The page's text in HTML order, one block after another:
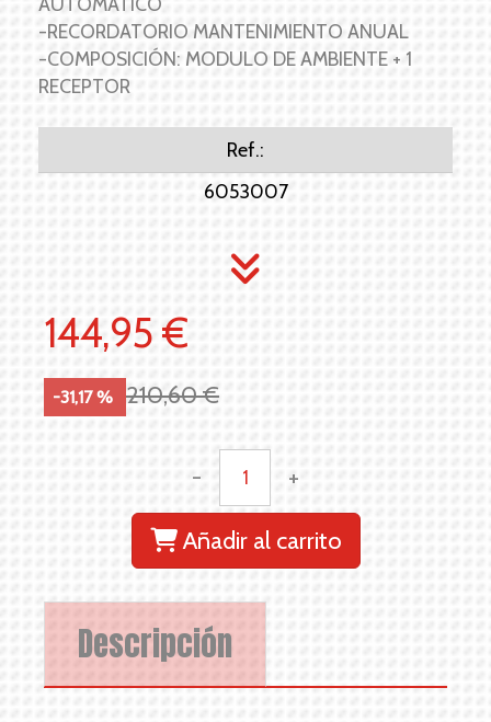
-RECORDATORIO MANTENIMIENTO ANUAL
-COMPOSICIÓN: MODULO DE AMBIENTE + 1
RECEPTOR
Ref.:
6053007
144,95 €
-31,17 % 210,60 €
- +
Añadir al carrito
Descripción